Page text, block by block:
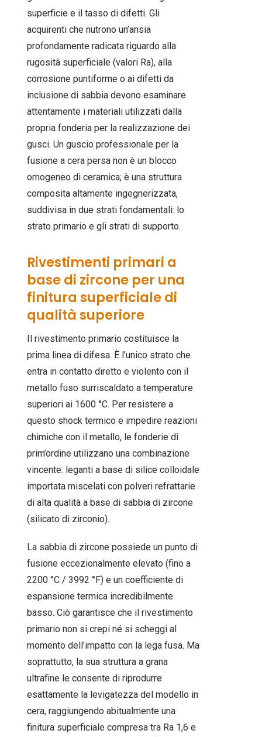
superficie e il tasso di difetti. Gli
acquirenti che nutrono un’ansia
profondamente radicata riguardo alla
rugosità superficiale (valori Ra), alla
corrosione puntiforme o ai difetti da
inclusione di sabbia devono esaminare
attentamente i materiali utilizzati dalla
propria fonderia per la realizzazione dei
gusci. Un guscio professionale per la
fusione a cera persa non è un blocco
omogeneo di ceramica; è una struttura
composita altamente ingegnerizzata,
suddivisa in due strati fondamentali: lo
strato primario e gli strati di supporto.
Rivestimenti primari a
base di zircone per una
finitura superficiale di
qualità superiore
Il rivestimento primario costituisce la
prima linea di difesa. È l’unico strato che
entra in contatto diretto e violento con il
metallo fuso surriscaldato a temperature
superiori ai 1600 °C. Per resistere a
questo shock termico e impedire reazioni
chimiche con il metallo, le fonderie di
prim’ordine utilizzano una combinazione
vincente: leganti a base di silice colloidale
importata miscelati con polveri refrattarie
di alta qualità a base di sabbia di zircone
(silicato di zirconio).
La sabbia di zircone possiede un punto di
fusione eccezionalmente elevato (fino a
2200 °C / 3992 °F) e un coefficiente di
espansione termica incredibilmente
basso. Ciò garantisce che il rivestimento
primario non si crepi né si scheggi al
momento dell’impatto con la lega fusa. Ma
soprattutto, la sua struttura a grana
ultrafine le consente di riprodurre
esattamente la levigatezza del modello in
cera, raggiungendo abitualmente una
finitura superficiale compresa tra Ra 1,6 e